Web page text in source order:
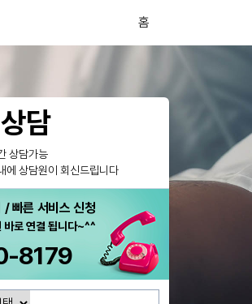
홈
담
상담가능
에 상담원이 회신드립니다
/ 빠른 서비스 신청
바로 연결 됩니다~^^
8179